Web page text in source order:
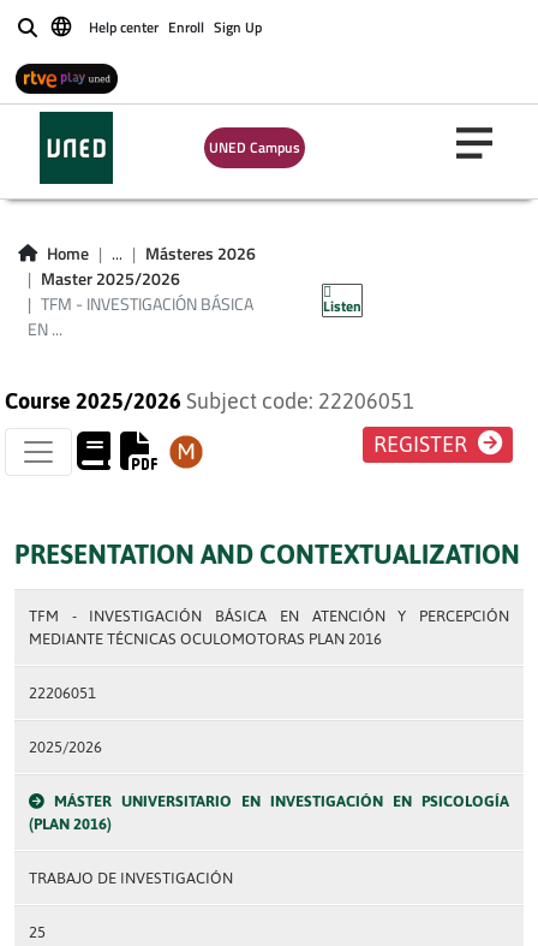
BuscarHelp center Enroll Sign Up
UNED Campus
Home ...
Másteres 2026
Master 2025/2026
TFM - INVESTIGACIÓN BÁSICA
EN ...
Listen
ATENCIÓN Y
PERCEPCIÓN
MEDIANTE
TÉCNICAS
OCULOMOTORAS
PLAN 2016
Course 2025/2026 Subject code: 22206051
REGISTER
PRESENTATION AND CONTEXTUALIZATION
TFM - INVESTIGACIÓN BÁSICA EN ATENCIÓN Y PERCEPCIÓN
MEDIANTE TÉCNICAS OCULOMOTORAS PLAN 2016
22206051
2025/2026
MÁSTER UNIVERSITARIO EN INVESTIGACIÓN EN PSICOLOGÍA
(PLAN 2016)
TRABAJO DE INVESTIGACIÓN
25